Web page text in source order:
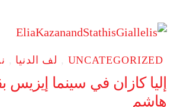
UNCATEGORIZED لف الدنيا
إليا كازان في سينما إيزيس
هاشم